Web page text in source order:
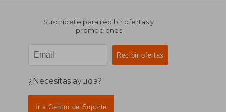
Suscríbete para recibir ofertas y
promociones
¿Necesitas ayuda?
Ir a Centro de Soporte